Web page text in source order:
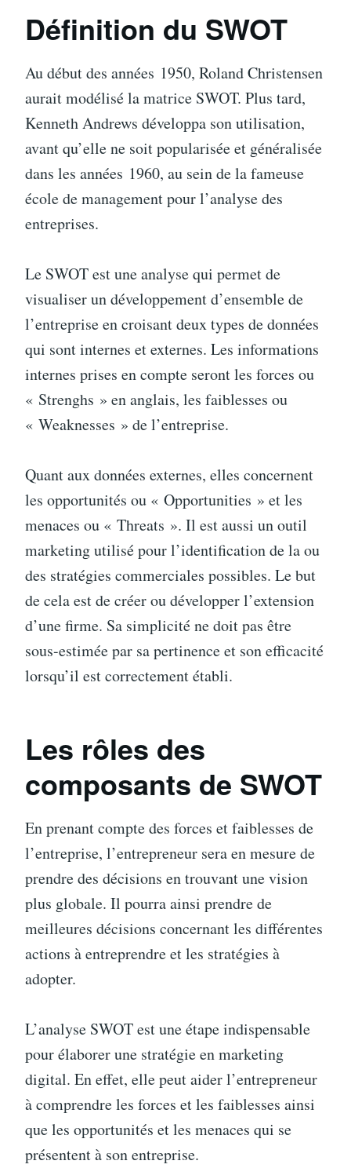
Définition du SWOT
Au début des années 1950, Roland Christensen
aurait modélisé la matrice SWOT. Plus tard,
Kenneth Andrews développa son utilisation,
avant qu’elle ne soit popularisée et généralisée
dans les années 1960, au sein de la fameuse
école de management pour l’analyse des
entreprises.
Le SWOT est une analyse qui permet de
visualiser un développement d’ensemble de
l’entreprise en croisant deux types de données
qui sont internes et externes. Les informations
internes prises en compte seront les forces ou
« Strenghs » en anglais, les faiblesses ou
« Weaknesses » de l’entreprise.
Quant aux données externes, elles concernent
les opportunités ou « Opportunities » et les
menaces ou « Threats ». Il est aussi un outil
marketing utilisé pour l’identification de la ou
des stratégies commerciales possibles. Le but
de cela est de créer ou développer l’extension
d’une firme. Sa simplicité ne doit pas être
sous-estimée par sa pertinence et son efficacité
lorsqu’il est correctement établi.
Les rôles des
composants de SWOT
En prenant compte des forces et faiblesses de
l’entreprise, l’entrepreneur sera en mesure de
prendre des décisions en trouvant une vision
plus globale. Il pourra ainsi prendre de
meilleures décisions concernant les différentes
actions à entreprendre et les stratégies à
adopter.
L’analyse SWOT est une étape indispensable
pour élaborer une stratégie en marketing
digital. En effet, elle peut aider l’entrepreneur
à comprendre les forces et les faiblesses ainsi
que les opportunités et les menaces qui se
présentent à son entreprise.